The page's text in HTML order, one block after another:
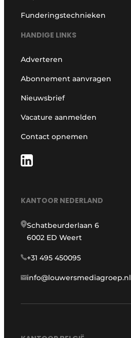
Funderingstechnieken
HANDIGE LINKS
Adverteren
Abonnement aanvragen
Nieuwsbrief
Vacature aanmelden
Contact opnemen
KANTOOR NEDERLAND
Schatbeurderlaan 6
6002 ED Weert
+31 495 450095
info@louwersmediagroep.nl